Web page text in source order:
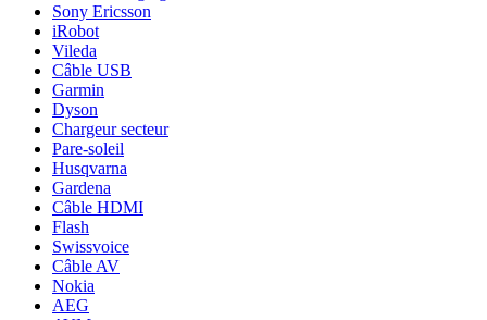
Sony Ericsson
iRobot
Vileda
Câble USB
Garmin
Dyson
Chargeur secteur
Pare-soleil
Husqvarna
Gardena
Câble HDMI
Flash
Swissvoice
Câble AV
Nokia
AEG